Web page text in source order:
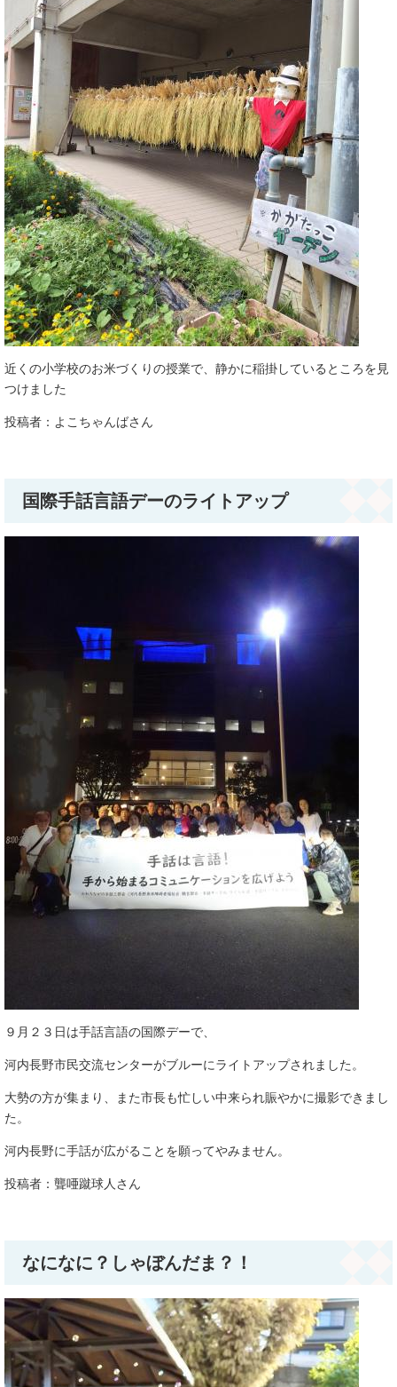
近くの小学校のお米づくりの授業で、静かに稲掛しているところを見
つけました
投稿者：よこちゃんばさん
国際手話言語デーのライトアップ
９月２３日は手話言語の国際デーで、
河内長野市民交流センターがブルーにライトアップされました。
大勢の方が集まり、また市長も忙しい中来られ賑やかに撮影できまし
た。
河内長野に手話が広がることを願ってやみません。​
​投稿者：聾唖蹴球人さん
なになに？しゃぼんだま？！